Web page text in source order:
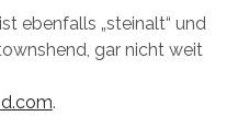
ebenfalls „steinalt“ und
gar nicht weit
.